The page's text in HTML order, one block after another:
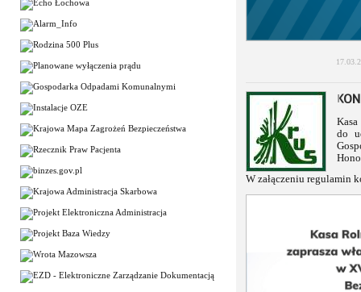
do
W załączeniu regulamin